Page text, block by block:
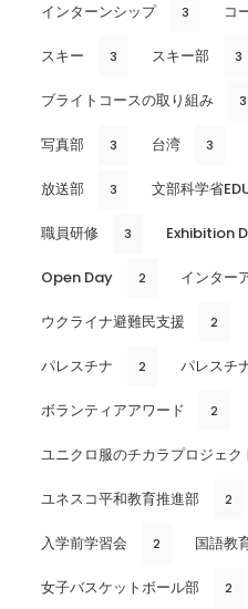
インターンシップ 3 コ
スキー 3 スキー部 3
ブライトコースの取り組み 3
写真部 3 台湾 3
放送部 3 文部科学省
職員研修 3 Exhibition
Open Day 2 インター
ウクライナ避難民支援 2
パレスチナ 2 パレスチ
ボランティアアワード 2
ユニクロ服のチカラプロジェク
ユネスコ平和教育推進部 2
入学前学習会 2 国語教
女子バスケットボール部 2